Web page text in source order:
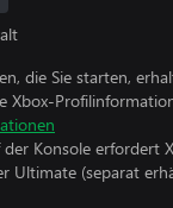
die Sie starten,
Xbox-
Konsole erfordert
Ultimate (separat